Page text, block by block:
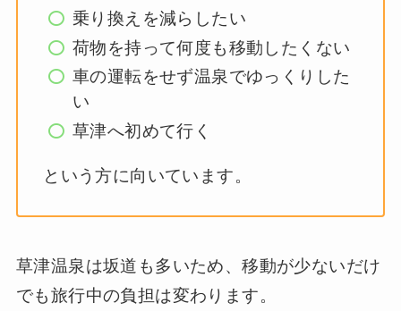
乗り換えを減らしたい
荷物を持って何度も移動したくない
車の運転をせず温泉でゆっくりした
い
草津へ初めて行く
という方に向いています。
草津温泉は坂道も多いため、移動が少ないだけ
でも旅行中の負担は変わります。